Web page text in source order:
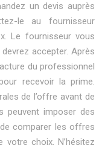
un devis auprès
le au fournisseur
Le fournisseur vous
accepter. Après
du professionnel
recevoir la prime.
de l’offre avant de
peuvent imposer des
comparer les offres
choix. N’hésitez